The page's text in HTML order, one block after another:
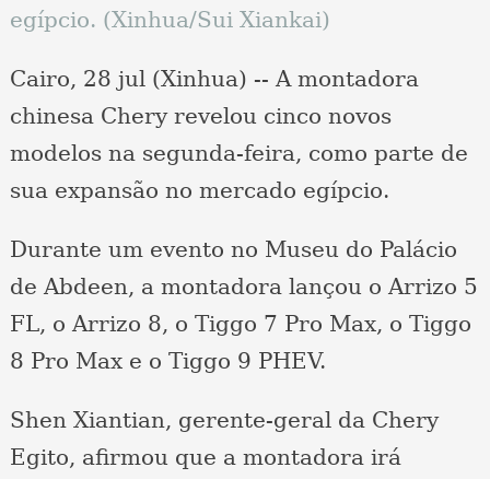
egípcio. (Xinhua/Sui Xiankai)
Cairo, 28 jul (Xinhua) -- A montadora
chinesa Chery revelou cinco novos
modelos na segunda-feira, como parte de
sua expansão no mercado egípcio.
Durante um evento no Museu do Palácio
de Abdeen, a montadora lançou o Arrizo 5
FL, o Arrizo 8, o Tiggo 7 Pro Max, o Tiggo
8 Pro Max e o Tiggo 9 PHEV.
Shen Xiantian, gerente-geral da Chery
Egito, afirmou que a montadora irá